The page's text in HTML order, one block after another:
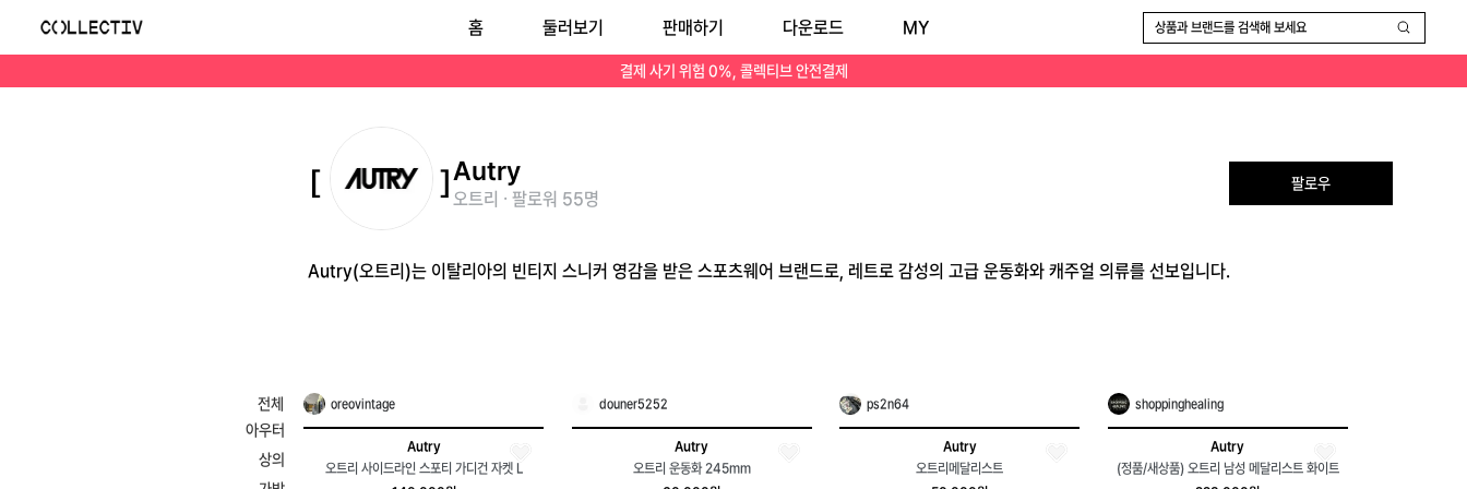
Autry(오트리)는 이탈리아의 빈티지 스니커 영감을 받은 스포츠웨어 브랜드로, 레트로 감성의 고급 운동화와 캐주얼 의류를 선보입니다.
결제 사기 위험 0%, 콜렉티브 안전결제
홈 둘러보기 판매하기 다운로드 MY 상품과 브랜드를 검색해 보세요
Autry
오트리 · 팔로워 55명
팔로우
Autry(오트리)는 이탈리아의 빈티지 스니커 영감을 받은 스포츠웨어 브랜드로, 레트로 감성의 고급 운동화와 캐주얼 의류를 선보입니다.
전체
아우터
상의
oreovintage
Autry
오트리 사이드라인 스포티 가디건 자켓 L
douner5252
Autry
오트리 운동화 245mm
ps2n64
Autry
오트리메달리스트
shoppinghealing
Autry
(정품/새상품) 오트리 남성 메달리스트 화이트